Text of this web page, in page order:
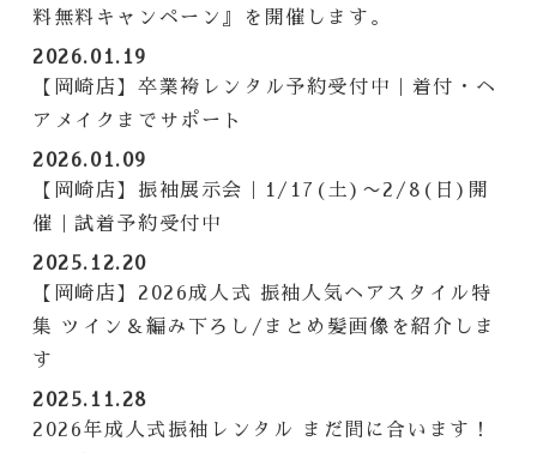
料無料キャンペーン』を開催します。
2026.01.19
【岡崎店】卒業袴レンタル予約受付中｜着付・ヘ
アメイクまでサポート
2026.01.09
【岡崎店】振袖展示会｜1/17(土)〜2/8(日)開
催｜試着予約受付中
2025.12.20
【岡崎店】2026成人式 振袖人気ヘアスタイル特
集 ツイン＆編み下ろし/まとめ髪画像を紹介しま
す
2025.11.28
2026年成人式振袖レンタル まだ間に合います！